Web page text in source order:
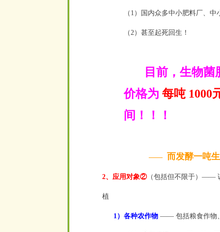
（1）国内众多中小肥料厂、
（2）甚至起死回生！
目前，生物菌
价格为 每吨 1000
间！！！
—— 而发酵一吨
2、应用对象②（包括但不限于）——
植
1）各种农作物 —— 包括粮食作物